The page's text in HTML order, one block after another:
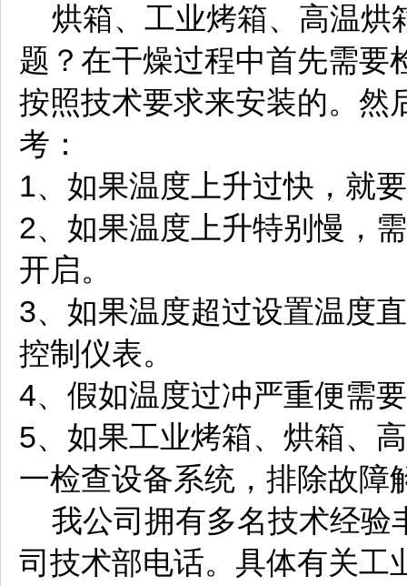
烘箱、工业烤箱、高温烘
题？在干燥过程中首先需要
按照技术要求来安装的。然
考：
1、如果温度上升过快，就
2、如果温度上升特别慢，
开启。
3、如果温度超过设置温度
控制仪表。
4、假如温度过冲严重便需
5、如果工业烤箱、烘箱、
一检查设备系统，排除故障
我公司拥有多名技术经验
司技术部电话。 具体有关工